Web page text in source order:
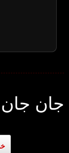
جان جان